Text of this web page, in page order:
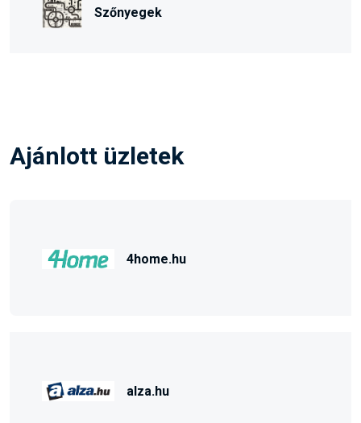
Szőnyegek
Ajánlott üzletek
4home.hu
alza.hu